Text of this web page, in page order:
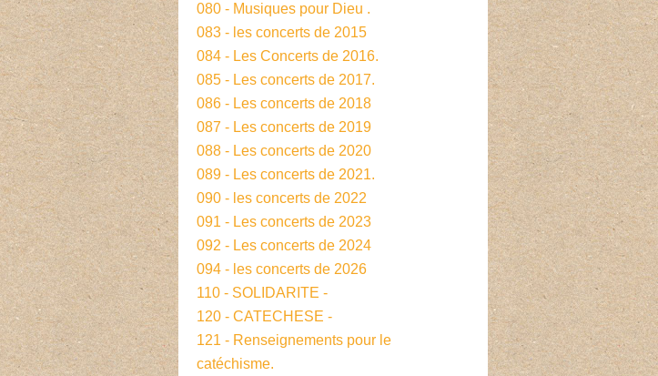
080 - Musiques pour Dieu .
083 - les concerts de 2015
084 - Les Concerts de 2016.
085 - Les concerts de 2017.
086 - Les concerts de 2018
087 - Les concerts de 2019
088 - Les concerts de 2020
089 - Les concerts de 2021.
090 - les concerts de 2022
091 - Les concerts de 2023
092 - Les concerts de 2024
094 - les concerts de 2026
110 - SOLIDARITE -
120 - CATECHESE -
121 - Renseignements pour le
catéchisme.